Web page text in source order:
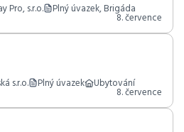
Pro, s.r.o. Plný úvazek, Brigáda
8. července
s.r.o. Plný úvazek Ubytování
8. července